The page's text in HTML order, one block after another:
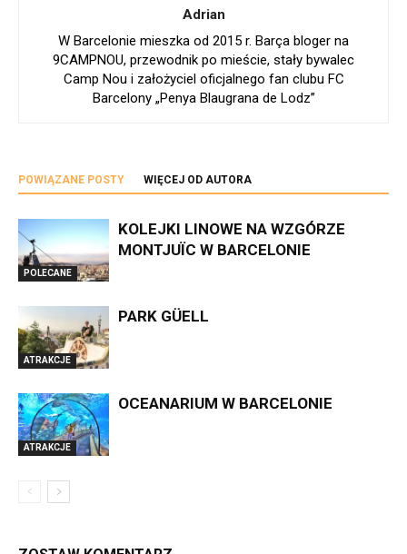
Adrian
W Barcelonie mieszka od 2015 r. Barça bloger na
9CAMPNOU, przewodnik po mieście, stały bywalec
Camp Nou i założyciel oficjalnego fan clubu FC
Barcelony „Penya Blaugrana de Lodz”
POWIĄZANE POSTY WIĘCEJ OD AUTORA
POLECANE
KOLEJKI LINOWE NA WZGÓRZE
MONTJUÏC W BARCELONIE
ATRAKCJE
PARK GÜELL
ATRAKCJE
OCEANARIUM W BARCELONIE